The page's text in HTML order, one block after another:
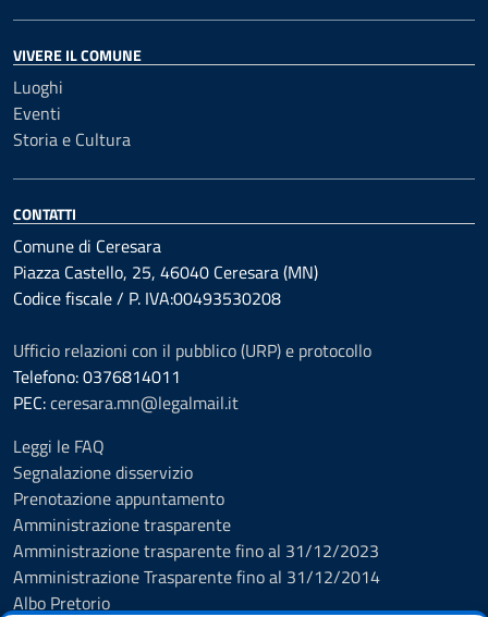
VIVERE IL COMUNE
Luoghi
Eventi
Storia e Cultura
CONTATTI
Comune di Ceresara
Piazza Castello, 25, 46040 Ceresara (MN)
Codice fiscale / P. IVA:00493530208
Ufficio relazioni con il pubblico (URP) e protocollo
Telefono: 0376814011
PEC:ceresara.mn@legalmail.it
Leggi le FAQ
Segnalazione disservizio
Prenotazione appuntamento
Amministrazione trasparente
Amministrazione trasparente fino al 31/12/2023
Amministrazione Trasparente fino al 31/12/2014
Albo Pretorio